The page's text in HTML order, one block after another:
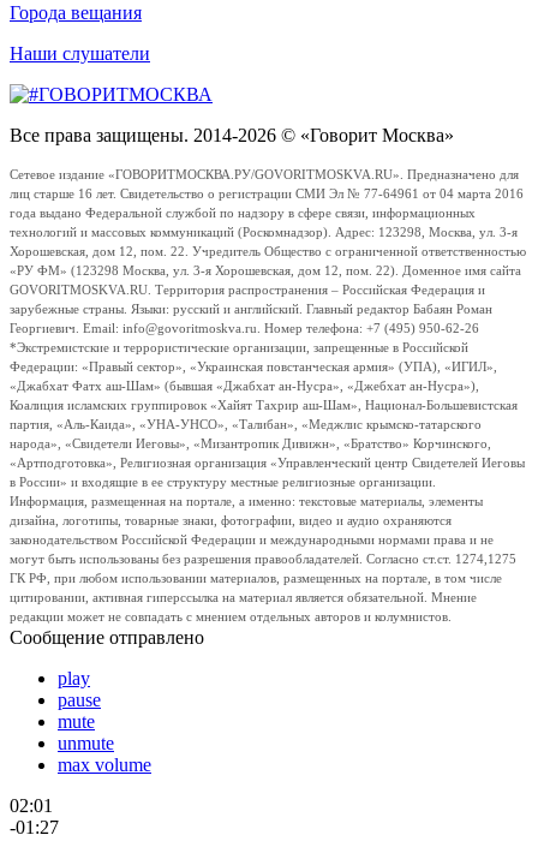
Города вещания
Наши слушатели
Все права защищены. 2014-2026 © «Говорит Москва»
Сетевое издание «ГОВОРИТМОСКВА.РУ/GOVORITMOSKVA.RU». Предназначено для
лиц старше 16 лет. Свидетельство о регистрации СМИ Эл № 77-64961 от 04 марта 2016
года выдано Федеральной службой по надзору в сфере связи, информационных
технологий и массовых коммуникаций (Роскомнадзор). Адрес: 123298, Москва, ул. 3-я
Хорошевская, дом 12, пом. 22. Учредитель Общество с ограниченной ответственностью
«РУ ФМ» (123298 Москва, ул. 3-я Хорошевская, дом 12, пом. 22). Доменное имя сайта
GOVORITMOSKVA.RU. Территория распространения – Российская Федерация и
зарубежные страны. Языки: русский и английский. Главный редактор Бабаян Роман
Георгиевич. Email: info@govoritmoskva.ru. Номер телефона: +7 (495) 950-62-26
*Экстремистские и террористические организации, запрещенные в Российской
Федерации: «Правый сектор», «Украинская повстанческая армия» (УПА), «ИГИЛ»,
«Джабхат Фатх аш-Шам» (бывшая «Джабхат ан-Нусра», «Джебхат ан-Нусра»),
Коалиция исламских группировок «Хайят Тахрир аш-Шам», Национал-Большевистская
партия, «Аль-Каида», «УНА-УНСО», «Талибан», «Меджлис крымско-татарского
народа», «Свидетели Иеговы», «Мизантропик Дивижн», «Братство» Корчинского,
«Артподготовка», Религиозная организация «Управленческий центр Свидетелей Иеговы
в России» и входящие в ее структуру местные религиозные организации.
Информация, размещенная на портале, а именно: текстовые материалы, элементы
дизайна, логотипы, товарные знаки, фотографии, видео и аудио охраняются
законодательством Российской Федерации и международными нормами права и не
могут быть использованы без разрешения правообладателей. Согласно ст.ст. 1274,1275
ГК РФ, при любом использовании материалов, размещенных на портале, в том числе
цитировании, активная гиперссылка на материал является обязательной. Мнение
редакции может не совпадать с мнением отдельных авторов и колумнистов.
Сообщение отправлено
play
pause
mute
unmute
max volume
02:01
-01:27